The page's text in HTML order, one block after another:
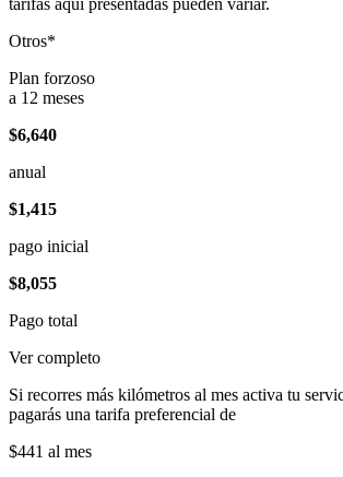
Otros*
Plan forzoso
a 12 meses
$6,640
anual
$1,415
pago inicial
$8,055
Pago total
Ver completo
Si recorres más kilómetros al mes activa tu
pagarás una tarifa preferencial de
$441 al mes